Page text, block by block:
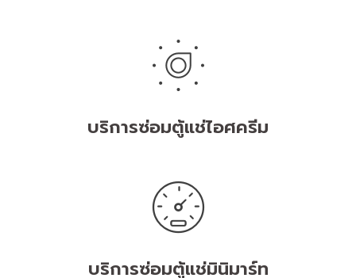
บริการซ่อมตู้แช่ไอศครีม
บริการซ่อมตู้แช่มินิมาร์ท